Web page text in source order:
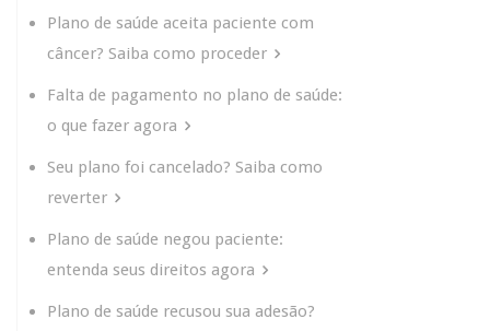
Plano de saúde aceita paciente com
câncer? Saiba como proceder
Falta de pagamento no plano de saúde:
o que fazer agora
Seu plano foi cancelado? Saiba como
reverter
Plano de saúde negou paciente:
entenda seus direitos agora
Plano de saúde recusou sua adesão?